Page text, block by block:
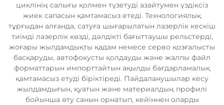
циклінің салығы қолмен түзетуді азайтумен үздіксіз
жиек сапасын қамтамасыз етеді. Технологиялық
тұрғыдан алғанда, сатуға шығарылатын лазерлік кескіш
тиімді лазерлік көзді, дәлдікті бағыттаушы рельстерді,
жоғары жылдамдықты қадам немесе серво қозғалысты
басқаруды, автофокусты қолдауды және жалпы файл
форматтарын импорттайтын ақылды бағдарламалық
қамтамасыз етуді біріктіреді. Пайдаланушылар кесу
жылдамдығын, қуатын және материалдың профилі
бойынша өту санын орнатып, кейіннен оларды